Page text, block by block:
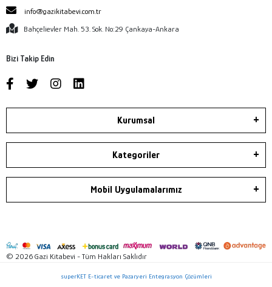
info@gazikitabevi.com.tr
Bahçelievler Mah. 53. Sok. No:29 Çankaya-Ankara
Bizi Takip Edin
Kurumsal
Kategoriler
Mobil Uygulamalarımız
© 2026 Gazi Kitabevi - Tüm Hakları Saklıdır
superKET E-ticaret ve Pazaryeri Entegrasyon Çözümleri